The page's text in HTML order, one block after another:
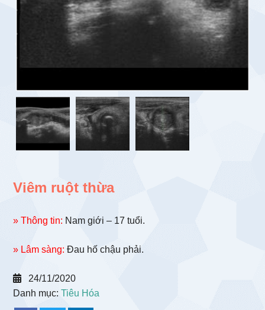
Viêm ruột thừa
» Thông tin: Nam giới – 17 tuổi.
» Lâm sàng: Đau hố chậu phải.
24/11/2020
Danh mục:Tiêu Hóa